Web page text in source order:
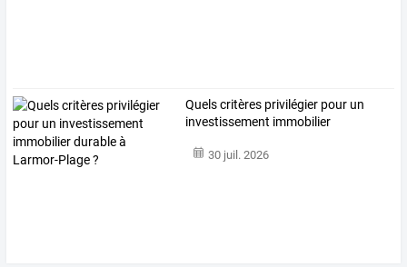
Quelscritères privilégier pour un
investissement immobilier
30 juil. 2026